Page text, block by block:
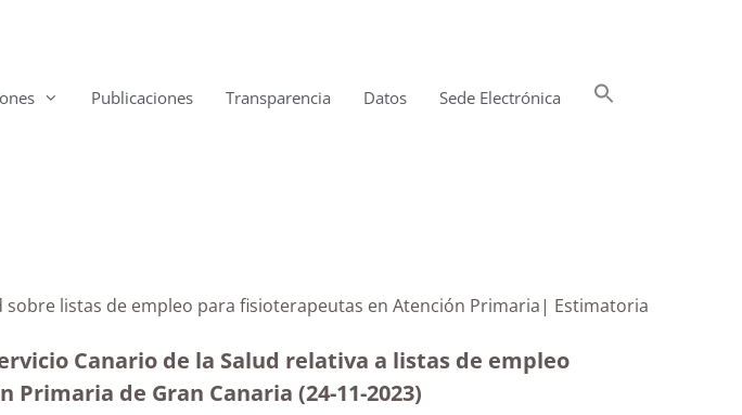
Publicaciones Transparencia Datos Sede Electrónica
sobre listas de empleo para fisioterapeutas en Atención Primaria| Estimatoria
Canario de la Salud relativa a listas de empleo
de Gran Canaria (24-11-2023)